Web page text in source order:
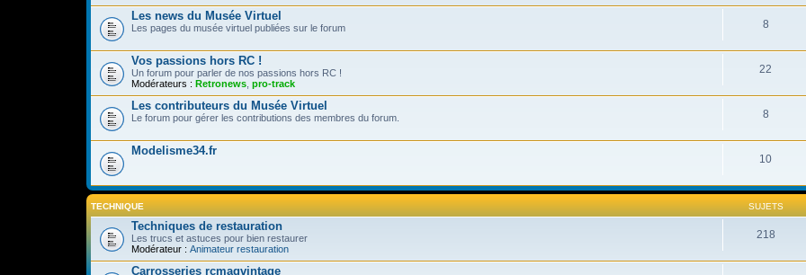
Les news du Musée Virtuel
Les pages du musée virtuel publiées sur le forum 8
Vos passions hors RC !
Un forum pour parler de nos passions hors RC !
Modérateurs : Retronews pro-track
22
Les contributeurs du Musée Virtuel
Le forum pour gérer les contributions des membres du forum. 8
Modelisme34.fr
10
TECHNIQUE SUJETS
Techniques de restauration
Les trucs et astuces pour bien restaurer
Modérateur : Animateur restauration
218
Carrosseries rcmagvintage